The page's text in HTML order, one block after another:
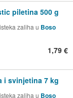
piletina 500 g
zaliha u Boso
1,79 €
i svinjetina 7 kg
zaliha u Boso